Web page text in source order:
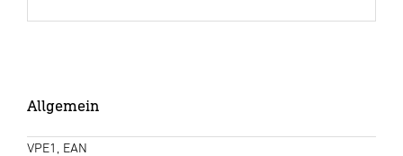
Allgemein
VPE1, EAN